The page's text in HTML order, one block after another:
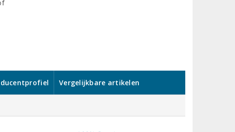
Vergelijkbare artikelen